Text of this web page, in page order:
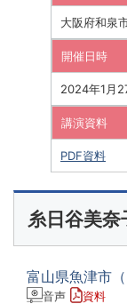
大阪府和泉
開催日時
2024年1月
講演資料
PDF資料
糸日谷美
富山県魚津市
音声 資料